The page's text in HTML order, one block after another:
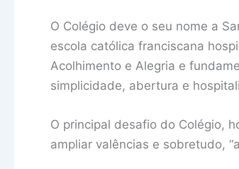
O Colégio deve o seu nome a
escola católica franciscana
Acolhimento e Alegria e
simplicidade, abertura e
O principal desafio do Colégio,
ampliar valências e sobretudo,